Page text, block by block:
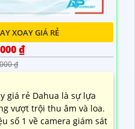
XOAY GIÁ RẺ
₫
₫
giá rẻ Dahua là sự lựa
vượt trội thu âm và loa.
số 1 về camera giám sát